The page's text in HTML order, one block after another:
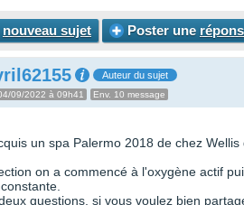
nouveau sujet Poster une
Auteur du sujet
09/2022 à 09h41 Env. 10 message
un spa Palermo 2018 de chez
on a commencé à l'oxygène actif
questions, si vous voulez bien